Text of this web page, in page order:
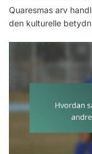
Quaresmas arv
den kulturelle